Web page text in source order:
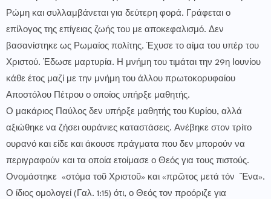
Ρώμη και συλλαμβάνεται για δεύτερη φορά. Γράφεται ο
επίλογος της επίγειας ζωής του με αποκεφαλισμό. Δεν
βασανίστηκε ως Ρωμαίος πολίτης. Έχυσε το αίμα του υπέρ του
Χριστού. Έδωσε μαρτυρία. Η μνήμη του τιμάται την 29η Ιουνίου
κάθε έτος μαζί με την μνήμη του άλλου πρωτοκορυφαίου
Αποστόλου Πέτρου ο οποίος υπήρξε μαθητής.
Ο μακάριος Παύλος δεν υπήρξε μαθητής του Κυρίου, αλλά
αξιώθηκε να ζήσει ουράνιες καταστάσεις. Ανέβηκε στον τρίτο
ουρανό και είδε και άκουσε πράγματα που δεν μπορούν να
περιγραφούν και τα οποία ετοίμασε ο Θεός για τους πιστούς.
Ονομάστηκε «στόμα τοῦ Χριστοῦ» και «πρῶτος μετά τόν Ἕνα».
Ο ίδιος ομολογεί (Γαλ. 1:15) ότι, ο Θεός τον προόριζε για